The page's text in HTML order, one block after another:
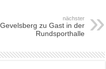
nächster
Gevelsberg zu Gast in der
Rundsporthalle